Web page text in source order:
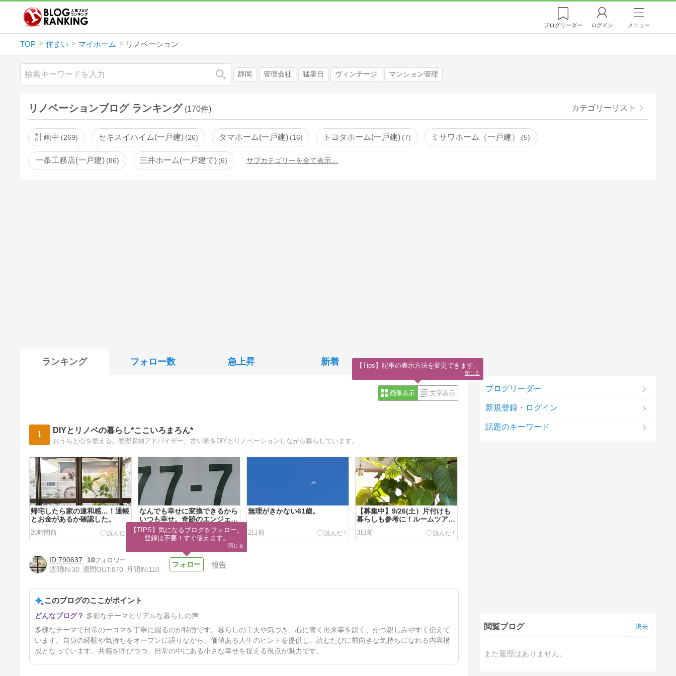
ブログリーダー ログイン メニュー
TOP 住まい マイホーム リノベーション
検索 静岡 管理会社 猛暑日 ヴィンテージ マンション管理
リノベーションブログ ランキング (170件) カテゴリーリスト
計画中 269 セキスイハイム(一戸建) 26 タマホーム(一戸建) 16 トヨタホーム(一戸建) 7 ミサワホーム（一戸建） 5
一条工務店(一戸建) 86 三井ホーム(一戸建て) 6 サブカテゴリーを全て表示…
ランキング フォロー数 急上昇 新着
画像表示 文字表示
1 DIYとリノベの暮らし*ここいろまろん*
おうちと心を整える。整理収納アドバイザー、古い家をDIYとリノベーションしながら暮らしています。
帰宅したら家の違和感…！通帳
とお金があるか確認した。
20時間前
なんでも幸せに変換できるから
いつも幸せ。奇跡のエンジェル
ナンバーを見た日
27時間前
無理がきかない61歳。
2日前
【募集中】9/26(土）片付けも
暮らしも参考に！ルームツアー
3日前
【60代の離婚】相手の年金が
半分もらえる？勘違いと年金分
4日前
790637
10
週間IN:30 週間OUT:870 月間IN:110
報告
このブログのここがポイント
多彩なテーマとリアルな暮らしの声
多様なテーマで日常の一コマを丁寧に綴るのが特徴です。暮らしの工夫や気づき、心に響く出来事を鋭く、かつ親しみやすく伝えて
います。自身の経験や気持ちをオープンに語りながら、価値ある人生のヒントを提供し、読むたびに前向きな気持ちになれる内容構
成となっています。共感を呼びつつ、日常の中にある小さな幸せを捉える視点が魅力です。
ブログリーダー
新規登録・ログイン
話題のキーワード
閲覧ブログ
まだ履歴はありません。
消去
【TIPS】気になるブログをフォロー。
登録は不要！すぐ使えます。
閉じる
【Tips】記事の表示方法を変更できます。
閉じる